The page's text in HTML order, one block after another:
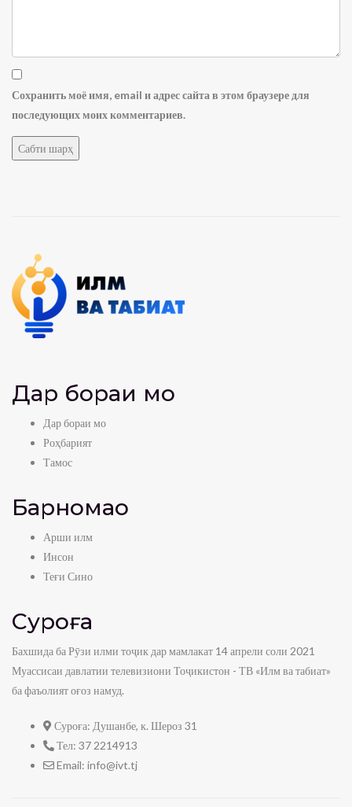
Сохранить моё имя, email и адрес сайта в этом браузере для
последующих моих комментариев.
Дар бораи мо
Дар бораи мо
Роҳбарият
Тамос
Барномаҳо
Арши илм
Инсон
Теғи Сино
Суроға
Бахшида ба Рӯзи илми тоҷик дар мамлакат 14 апрели соли 2021
Муассисаи давлатии телевизиони Тоҷикистон - ТВ «Илм ва табиат»
ба фаъолият оғоз намуд.
Суроға: Душанбе, к. Шероз 31
Тел: 37 2214913
Email: info@ivt.tj